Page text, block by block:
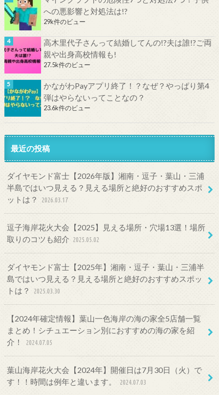
への悪影響と対処法は!?
29k件のビュー
高木里代子さんって結婚してんの!?夫は誰!?ご両
親や出身高校情報も!
27.5k件のビュー
かながわPayアプリ終了！？なぜ？やっぱり第4
弾はやらないってことなの？
23.6k件のビュー
最近の投稿
ダイヤモンド富士【2026年版】湘南・逗子・葉山・三浦
半島ではいつ見える？見える場所と絶好のおすすめスポ
ットは？
2026.03.17
逗子海岸花火大会【2025】見える場所・穴場13選！場所
取りのコツも紹介 2025.05.02
ダイヤモンド富士【2025年】湘南・逗子・葉山・三浦半
島ではいつ見える？見える場所と絶好のおすすめスポッ
トは？
2025.03.30
【2024年確定情報】葉山一色海岸の海の家全5店舗一覧
まとめ！シチュエーション別におすすめの海の家を紹
介！
2024.07.05
葉山海岸花火大会【2024年】開催日は7月30日（火）で
す！！時間は例年と違います。
2024.07.03